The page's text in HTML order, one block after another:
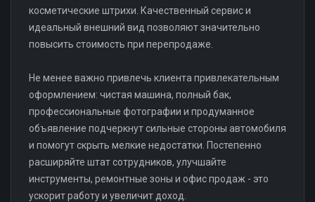
косметические штрихи. Качественный сервис и
идеальный внешний вид позволяют значительно
повысить стоимость при перепродаже.
Не менее важно привлечь клиента привлекательным
оформлением: чистая машина, полный бак,
профессиональные фотографии и продуманное
объявление подчеркнут сильные стороны автомобиля
и помогут скрыть мелкие недостатки. Постепенно
расширяйте штат сотрудников, улучшайте
инструменты, ремонтные зоны и офис продаж - это
ускорит работу и увеличит доход.